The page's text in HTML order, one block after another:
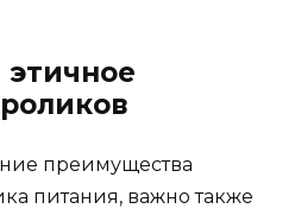
преимущества
питания, важно также